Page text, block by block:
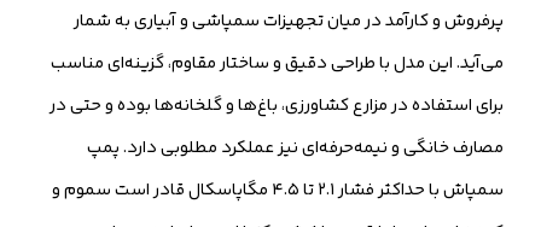
پرفروش و کارآمد در میان تجهیزات سمپاشی و آبیاری به شمار
می‌آید. این مدل با طراحی دقیق و ساختار مقاوم، گزینه‌ای مناسب
برای استفاده در مزارع کشاورزی، باغ‌ها و گلخانه‌ها بوده و حتی در
مصارف خانگی و نیمه‌حرفه‌ای نیز عملکرد مطلوبی دارد. پمپ
سمپاش با حداکثر فشار ۲.۱ تا ۴.۵ مگاپاسکال قادر است سموم و